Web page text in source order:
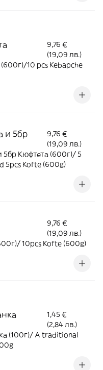
- 400мл
9,76 €
(19,09 лв.)
10 pcs Kebapche
и 5бр
9,76 €
(19,09 лв.)
5бр Кюфтета (600г)/ 5
5pcs Kofte (600g)
9,76 €
(19,09 лв.)
10pcs Kofte (600g)
1,45 €
(2,84 лв.)
(100г)/ A traditional
- 100g